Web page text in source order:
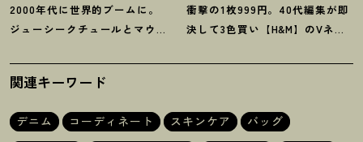
2000年代に世界的ブームに。
ジューシークチュールとマウ
ド】6選
衝撃の1枚999円。40代編集が即
決して3色買い【H&M】のVネッ
3選
関連キーワード
デニム コーディネート スキンケア
バッグ